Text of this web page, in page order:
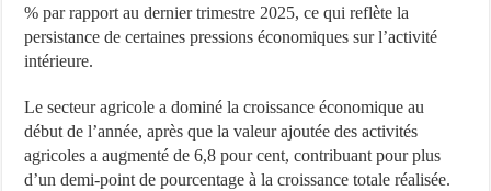
% par rapport au dernier trimestre 2025, ce qui reflète la
persistance de certaines pressions économiques sur l’activité
intérieure.
Le secteur agricole a dominé la croissance économique au
début de l’année, après que la valeur ajoutée des activités
agricoles a augmenté de 6,8 pour cent, contribuant pour plus
d’un demi-point de pourcentage à la croissance totale réalisée.